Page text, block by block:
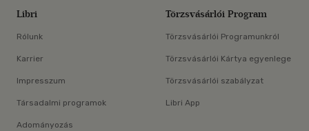
Libri
Rólunk
Karrier
Impresszum
Társadalmi programok
Adományozás
Törzsvásárlói Program
Törzsvásárlói Programunkról
Törzsvásárlói Kártya egyenlege
Törzsvásárlói szabályzat
Libri App